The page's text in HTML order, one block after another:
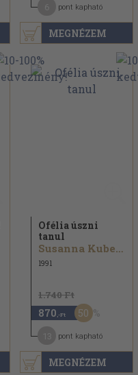
MEGNÉZEM
pont kapható
MEGNÉZEM
Ofélia úszni
tanul
Susanna Kubelka
1991
1.740 Ft
870 ,-Ft 50
pont kapható